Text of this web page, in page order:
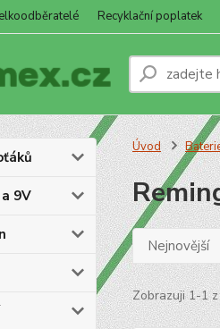
Recyklační poplatek
9V
Úvod
Nejnovější
Zobrazuji 1-1